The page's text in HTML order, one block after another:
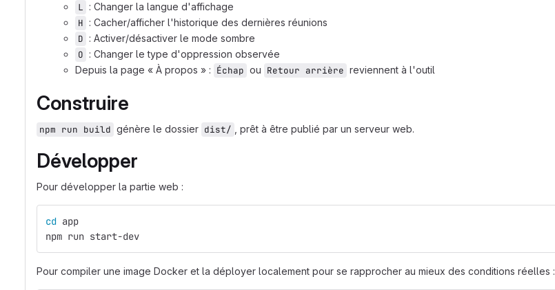
L : Changer la langue d'affichage
H : Cacher/afficher l'historique des dernières réunions
D : Activer/désactiver le mode sombre
O : Changer le type d'oppression observée
Depuis la page « À propos » : Échap ou Retour arrière reviennent à l'outil
Construire
npm run build génère le dossier dist/ , prêt à être publié par un serveur web.
Développer
Pour développer la partie web :
cd app
npm run start-dev
Pour compiler une image Docker et la déployer localement pour se rapprocher au mieux des conditions réelles :